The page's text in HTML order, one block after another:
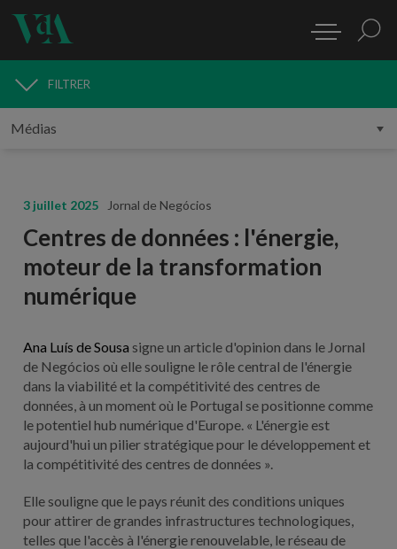
MÉDIAS
FILTRER
3 juillet 2025 Jornal de Negócios
Centres de données : l'énergie,
moteur de la transformation
numérique
Ana Luís de Sousa signe un article d'opinion dans le Jornal
de Negócios où elle souligne le rôle central de l'énergie
dans la viabilité et la compétitivité des centres de
données, à un moment où le Portugal se positionne comme
le potentiel hub numérique d'Europe. « L'énergie est
aujourd'hui un pilier stratégique pour le développement et
la compétitivité des centres de données ».
Elle souligne que le pays réunit des conditions uniques
pour attirer de grandes infrastructures technologiques,
telles que l'accès à l'énergie renouvelable, le réseau de